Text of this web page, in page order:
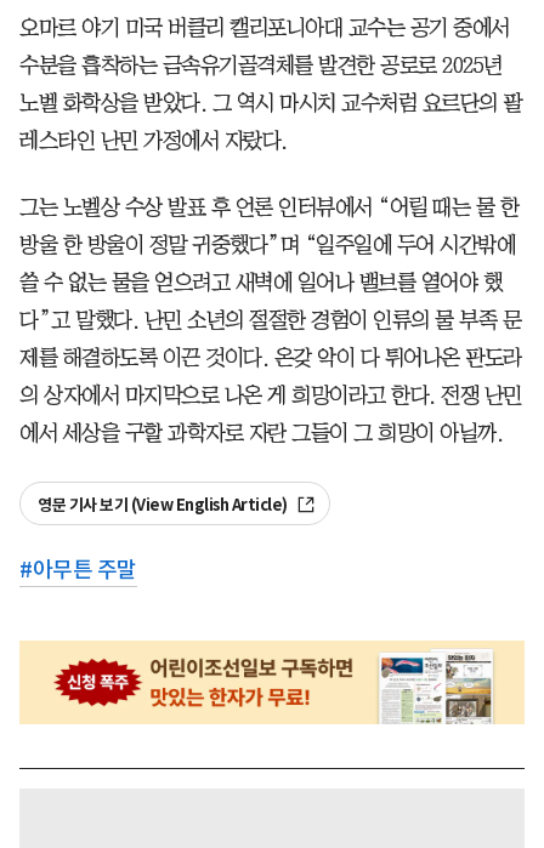
오마르 야기 미국 버클리 캘리포니아대 교수는 공기 중에서
수분을 흡착하는 금속유기골격체를 발견한 공로로 2025년
노벨 화학상을 받았다. 그 역시 마시치 교수처럼 요르단의 팔
레스타인 난민 가정에서 자랐다.
그는 노벨상 수상 발표 후 언론 인터뷰에서 “어릴 때는 물 한
방울 한 방울이 정말 귀중했다”며 “일주일에 두어 시간밖에
쓸 수 없는 물을 얻으려고 새벽에 일어나 밸브를 열어야 했
다”고 말했다. 난민 소년의 절절한 경험이 인류의 물 부족 문
제를 해결하도록 이끈 것이다. 온갖 악이 다 튀어나온 판도라
의 상자에서 마지막으로 나온 게 희망이라고 한다. 전쟁 난민
에서 세상을 구할 과학자로 자란 그들이 그 희망이 아닐까.
영문 기사 보기 (View English Article)
#아무튼 주말